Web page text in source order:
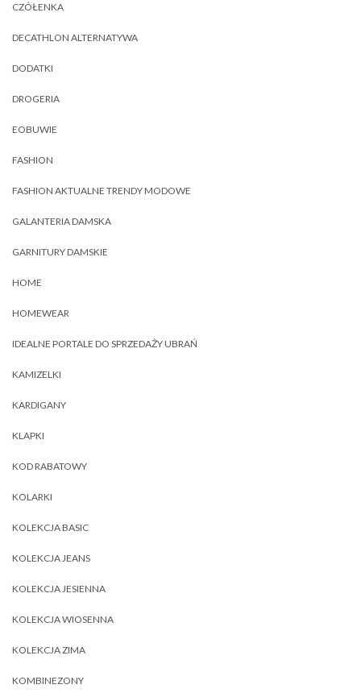
CZÓŁENKA
DECATHLON ALTERNATYWA
DODATKI
DROGERIA
EOBUWIE
FASHION
FASHION AKTUALNE TRENDY MODOWE
GALANTERIA DAMSKA
GARNITURY DAMSKIE
HOME
HOMEWEAR
IDEALNE PORTALE DO SPRZEDAŻY UBRAŃ
KAMIZELKI
KARDIGANY
KLAPKI
KOD RABATOWY
KOLARKI
KOLEKCJA BASIC
KOLEKCJA JEANS
KOLEKCJA JESIENNA
KOLEKCJA WIOSENNA
KOLEKCJA ZIMA
KOMBINEZONY